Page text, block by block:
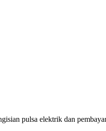
pulsa elektrik dan